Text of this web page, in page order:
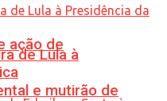
ação de
e mutirão de
de Lula à